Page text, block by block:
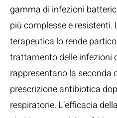
gamma di infezioni
più complesse e resistenti.
terapeutica lo rende
trattamento delle infezioni
rappresentano la seconda
prescrizione antibiotica
respiratorie. L’efficacia